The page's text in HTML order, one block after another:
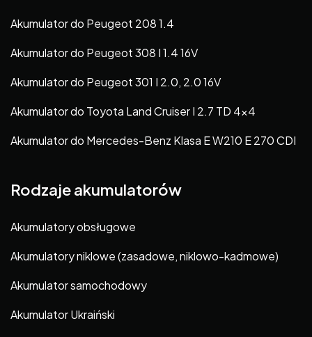
Akumulator do Peugeot 208 1.4
Akumulator do Peugeot 308 I 1.4 16V
Akumulator do Peugeot 301 I 2.0, 2.0 16V
Akumulator do Toyota Land Cruiser I 2.7 TD 4×4
Akumulator do Mercedes-Benz Klasa E W210 E 270 CDI
Rodzaje akumulatorów
Akumulatory obsługowe
Akumulatory niklowe (zasadowe, niklowo-kadmowe)
Akumulator samochodowy
Akumulator Ukraiński